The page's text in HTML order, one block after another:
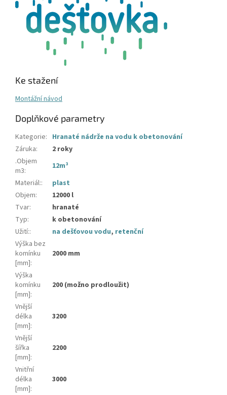
Ke stažení
Montážní návod
Doplňkové parametry
Kategorie: Hranaté nádrže na vodu k obetonování
Záruka:
2 roky
.Objem
m3:
12m³
Materiál::
plast
Objem:
12000 l
Tvar:
hranaté
Typ:
k obetonování
Užití:: na dešťovou vodu, retenční
Výška bez
komínku
[mm]:
2000 mm
Výška
komínku
[mm]:
200 (možno prodloužit)
Vnější
délka
[mm]:
3200
Vnější
šířka
[mm]:
2200
Vnitřní
délka
[mm]:
3000